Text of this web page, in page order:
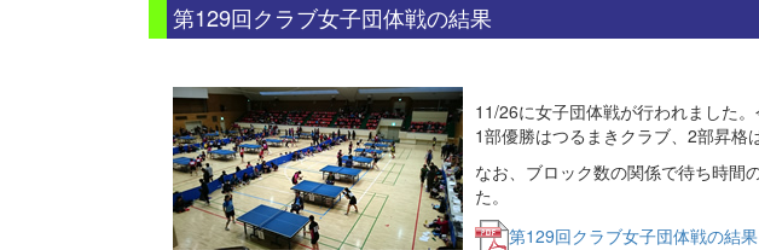
第129回クラブ女子団体戦の結果
11/26に女子団体戦が行われました
1部優勝はつるまきクラブ、2部昇格
なお、ブロック数の関係で待ち時間
た。
第129回クラブ女子団体戦の結果